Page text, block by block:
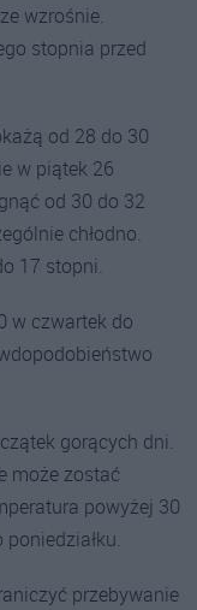
wzrośnie.
stopnia przed
od 28 do 30
w piątek 26
od 30 do 32
chłodno.
17 stopni.
w czwartek do
gorących dni.
może zostać
powyżej 30
przebywanie